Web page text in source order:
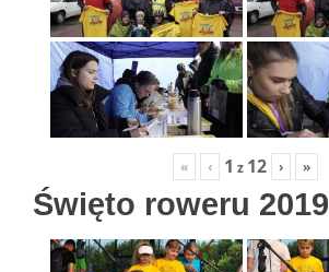
« ‹ 1 z 12 › »
Święto roweru 2019